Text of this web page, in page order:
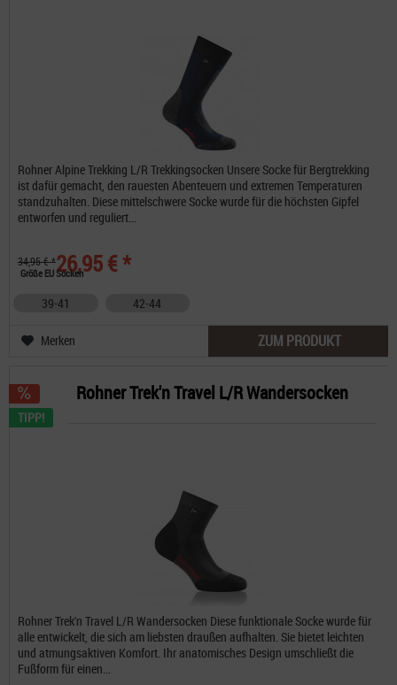
Rohner Alpine Trekking L/R Trekkingsocken Unsere Socke für Bergtrekking
ist dafür gemacht, den rauesten Abenteuern und extremen Temperaturen
standzuhalten. Diese mittelschwere Socke wurde für die höchsten Gipfel
entworfen und reguliert...
26,95 € *
34,95 € *
Größe EU Socken
39-41 42-44
Merken ZUM PRODUKT
TIPP!
Rohner Trek'n Travel L/R Wandersocken Diese funktionale Socke wurde für
alle entwickelt, die sich am liebsten draußen aufhalten. Sie bietet leichten
und atmungsaktiven Komfort. Ihr anatomisches Design umschließt die
Fußform für einen...
Rohner Trek'n Travel L/R Wandersocken